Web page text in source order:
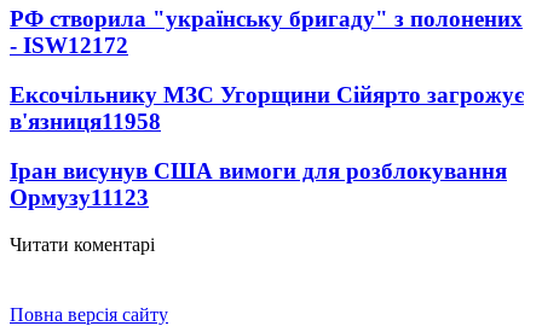
РФ створила "українську бригаду" з полонених
- ISW12172
Ексочільнику МЗС Угорщини Сійярто загрожує
в'язниця11958
Іран висунув США вимоги для розблокування
Ормузу11123
Читати коментарі
Повна версія сайту